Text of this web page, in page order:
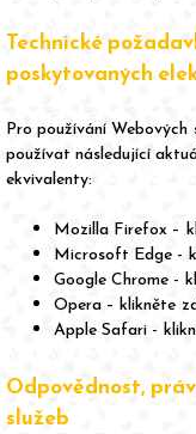
Technické
poskytovaných
Pro používání
používat následující
ekvivalenty:
Mozilla Firefox –
Microsoft Edge -
Google Chrome -
Opera – klikněte
Apple Safari -
Odpovědnost,
služeb